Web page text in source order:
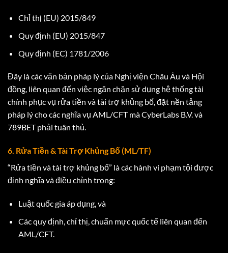
Chỉ thị (EU) 2015/849
Quy định (EU) 2015/847
Quy định (EC) 1781/2006
Đây là các văn bản pháp lý của Nghị viện Châu Âu và Hội
đồng, liên quan đến việc ngăn chặn sử dụng hệ thống tài
chính phục vụ rửa tiền và tài trợ khủng bố, đặt nền tảng
pháp lý cho các nghĩa vụ AML/CFT mà CyberLabs B.V. và
789BET phải tuân thủ.
6. Rửa Tiền & Tài Trợ Khủng Bố (ML/TF)
“Rửa tiền và tài trợ khủng bố” là các hành vi phạm tội được
định nghĩa và điều chỉnh trong:
Luật quốc gia áp dụng, và
Các quy định, chỉ thị, chuẩn mực quốc tế liên quan đến
AML/CFT.